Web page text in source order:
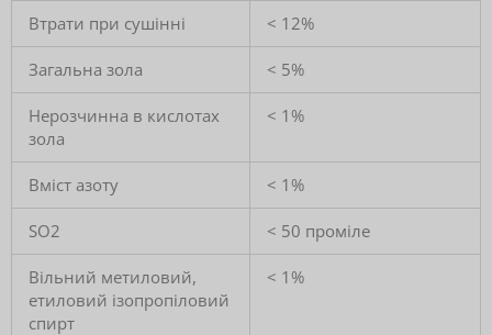
Втрати при сушінні < 12%
Загальна зола < 5%
Нерозчинна в кислотах
зола
< 1%
Вміст азоту < 1%
SO2 < 50 проміле
Вільний метиловий,
етиловий ізопропіловий
спирт
< 1%